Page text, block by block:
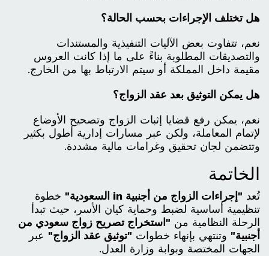
هل تختلف الإجراءات بحسب الحالة؟
نعم، تتفاوت بعض الآليات التنفيذية والمستندات
والتصديقات المطلوبة بناءً على ما إذا كانت العروس
مقيمة داخل المملكة أو سيتم الارتباط بها من الخارج.
هل يمكن التوثيق بعد عقد الزواج؟
نعم، يمكن رفع قضايا إثبات الزواج وتصحيح الأوضاع
لإتمام المعاملة، ولكن عبر مسارات إدارية أطول بكثير
وتتضمن لجان تحقيق وغرامات مالية مشددة.
الخاتمة
تُعد "إجراءات الزواج من أجنبية in السعودية"
خطوة
تنظيمية أساسية لضبط وحماية كيان الأسر، حيث تبدأ
الرحلة النظامية من "استخراج تصريح زواج سعودي من
أجنبية" وتنتهي بإنهاء خطوات "توثيق عقد الزواج" عبر
الجهات المختصة وبوابة وزارة العدل.